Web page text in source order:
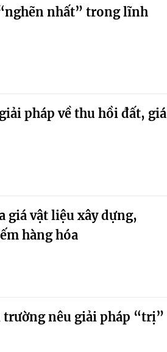
nhất” trong lĩnh
pháp về thu hồi đất, giá
giá vật liệu xây dựng,
hàng hóa
trường nêu giải pháp “trị”